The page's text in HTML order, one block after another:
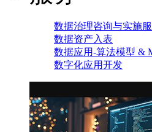
数据治理咨询与实施
数据资产入表
数据应用-算法模型 &
数字化应用开发